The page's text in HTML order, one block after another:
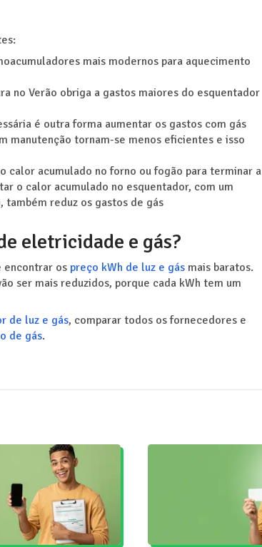
mais modernos para aquecimento
no Verão obriga a gastos maiores do esquentador
é outra forma aumentar os gastos com gás
manutenção tornam-se menos eficientes e isso
calor acumulado no forno ou fogão para terminar a
o calor acumulado no esquentador, com um
também reduz os gastos de gás
eletricidade e gás?
encontrar os preço kWh de luz e gás mais baratos.
ser mais reduzidos, porque cada kWh tem um
de luz e gás, comparar todos os fornecedores e
de gás.